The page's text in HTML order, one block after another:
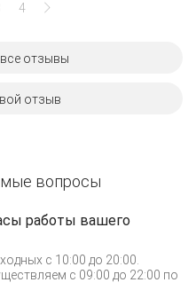
4
отзывы
отзыв
вопросы
работы вашего
с 10:00 до 20:00.
с 09:00 до 22:00 по